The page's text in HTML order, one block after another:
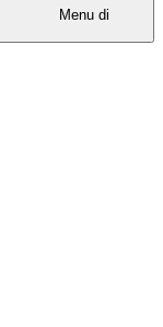
Menu di